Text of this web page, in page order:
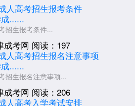
......
招生报考条件...
成考网 阅读：197
......
招生报名注意事项...
成考网 阅读：206